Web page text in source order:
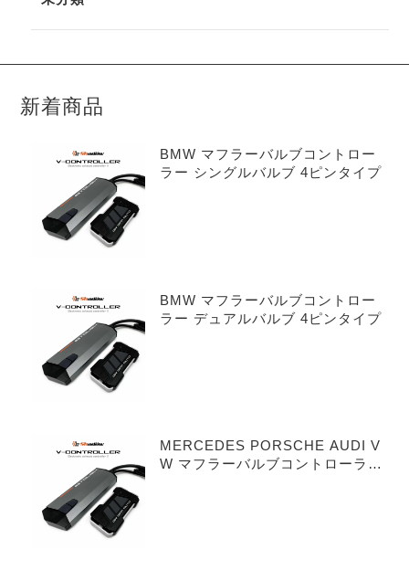
新着商品
BMW マフラーバルブコントロー
ラー シングルバルブ 4ピンタイプ
BMW マフラーバルブコントロー
ラー デュアルバルブ 4ピンタイプ
MERCEDES PORSCHE AUDI V
W マフラーバルブコントローラー